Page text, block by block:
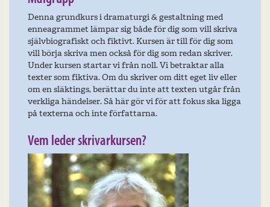
Denna grundkurs i dramaturgi & gestaltning med
enneagrammet lämpar sig både för dig som vill skriva
självbiografiskt och fiktivt. Kursen är till för dig som
vill börja skriva men också för dig som redan skriver.
Under kursen startar vi från noll. Vi betraktar alla
texter som fiktiva. Om du skriver om ditt eget liv eller
om en släktings, berättar du inte att texten utgår från
verkliga händelser. Så här gör vi för att fokus ska ligga
på texterna och inte författarna.
Vem leder skrivarkursen?